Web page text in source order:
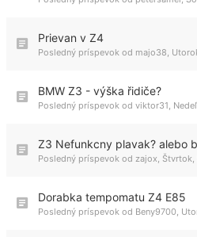
Prievan v Z4
Posledný príspevok od majo38
BMW Z3 - výška řidiče?
Posledný príspevok od viktor31
Z3 Nefunkcny plavak? alebo
Posledný príspevok od zajox Štvrtok,
Dorabka tempomatu Z4 E85
Posledný príspevok od Beny9700